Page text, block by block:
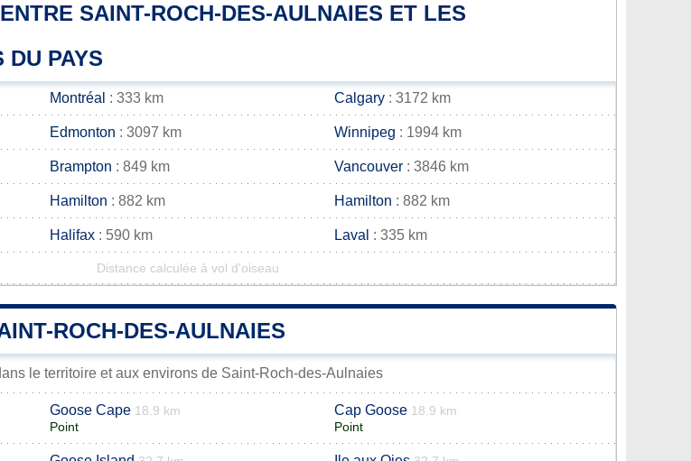
SAINT-ROCH-DES-AULNAIES ET LES
DU PAYS
Montréal : 333 km Calgary : 3172 km
Edmonton : 3097 km Winnipeg : 1994 km
Brampton : 849 km Vancouver : 3846 km
Hamilton : 882 km Hamilton : 882 km
Halifax : 590 km Laval : 335 km
Distance calculée à vol d'oiseau
ROCH-DES-AULNAIES
le territoire et aux environs de Saint-Roch-des-Aulnaies
Goose Cape 18.9 km
Point
Cap Goose 18.9 km
Point